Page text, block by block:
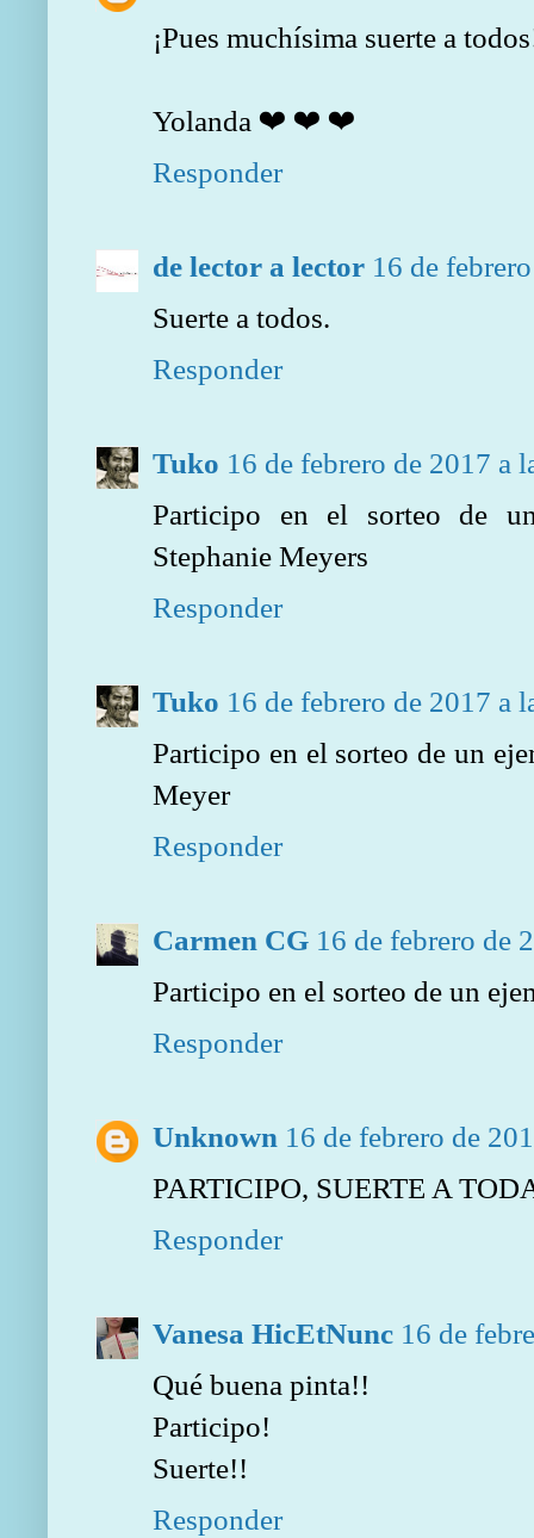
¡Pues muchísima suerte a
Yolanda ❤ ❤ ❤
Responder
de lector a lector 16 de
Suerte a todos.
Responder
Tuko 16 de febrero de 2017 a
Participo en el sorteo de
Stephanie Meyers
Responder
Tuko 16 de febrero de 2017 a
Participo en el sorteo de un
Meyer
Responder
Carmen CG 16 de febrero de
Participo en el sorteo de un
Responder
Unknown 16 de febrero de
PARTICIPO, SUERTE A
Responder
Vanesa HicEtNunc 16 de
Qué buena pinta!!
Participo!
Suerte!!
Responder